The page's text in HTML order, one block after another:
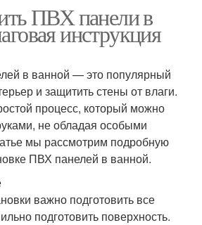
ПВХ панели в
инструкция
в ванной — это популярный
и защитить стены от влаги.
процесс, который можно
не обладая особыми
мы рассмотрим подробную
ПВХ панелей в ванной.
важно подготовить все
подготовить поверхность.